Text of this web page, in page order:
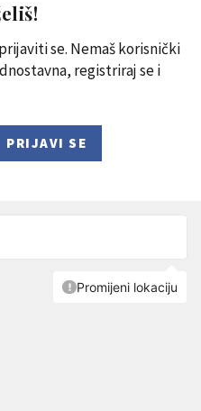
se. Nemaš korisnički
registriraj se i
PRIJAVI SE